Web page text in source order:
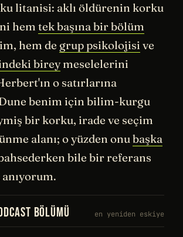
litanisi: aklı öldürenin korku
hem tek başına bir bölüm
hem de grup psikolojisi ve
bireymeselelerini
o satırlarına
benim için bilim-kurgu
bir korku, irade ve seçim
alanı; o yüzden onubaşka
bile bir referans
BÖLÜMÜ en yeniden eskiye